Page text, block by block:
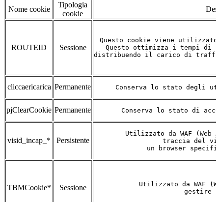
Nome cookie
Tipologia
cookie
ROUTEID Sessione
Questo cookie viene
Questo ottimizza i tempi
distribuendo il carico di
cliccaericarica Permanente Conserva lo stato degli
pjClearCookie Permanente Conserva lo stato di
visid_incap_* Persistente
Utilizzato da WAF
traccia del
un browser
TBMCookie* Sessione
Utilizzato da WAF
gestire